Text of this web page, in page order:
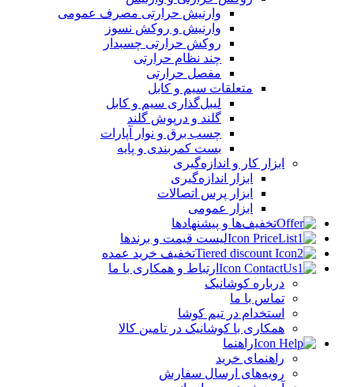
وارنیش حرارتی مصرف عمومی
وارنیش و روکش نسوز
روکش حرارتی چسبدار
چند نظام حرارتی
مفصل حرارتی
متعلقات سیم و کابل
لیبل‌گذاری سیم و کابل
گلند و درپوش گلند
چسب برق و نوار آپارات
بست کمربندی و پایه
ابزار کار و اندازه‌گیری
ابزار اندازه‌گیری
ابزار پرس اتصالات
ابزار عمومی
تخفیف‌ها و پیشنهادها
لیست قیمت و برندها
تخفیف خرید عمده
ارتباط و همکاری با ما
درباره کوشانیک
تماس با ما
استخدام در تیم کوشا
همکاری با کوشانیک در تامین کالا
راهنما
راهنمای خرید
رویه‌های ارسال سفارش